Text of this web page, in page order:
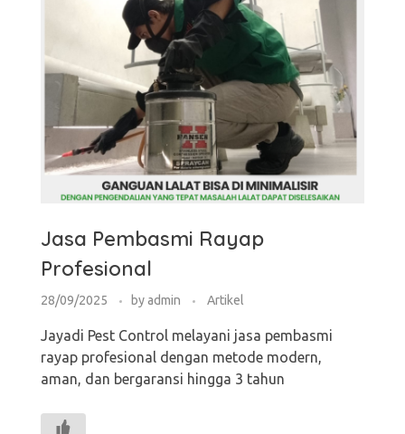
Jasa Pembasmi Rayap
Profesional
28/09/2025 byadmin Artikel
Jayadi Pest Control melayani jasa pembasmi
rayap profesional dengan metode modern,
aman, dan bergaransi hingga 3 tahun